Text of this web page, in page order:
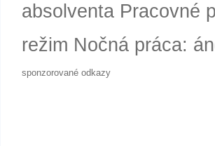
absolventa Pracovné
režim Nočná práca:
sponzorované odkazy